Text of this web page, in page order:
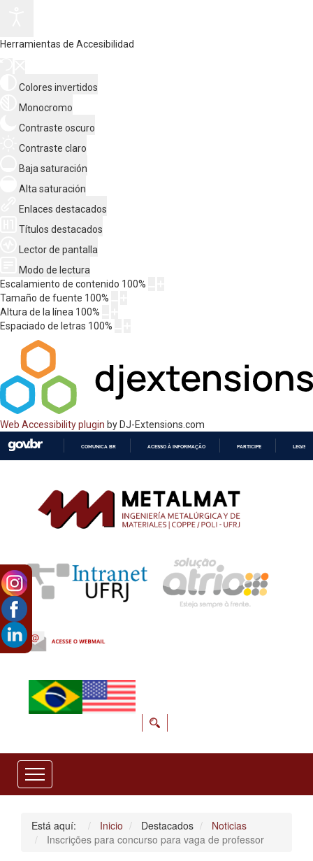
Herramientas de Accesibilidad
Colores invertidos
Monocromo
Contraste oscuro
Contraste claro
Baja saturación
Alta saturación
Enlaces destacados
Títulos destacados
Lector de pantalla
Modo de lectura
Escalamiento de contenido 100%
Tamaño de fuente 100%
Altura de la línea 100%
Espaciado de letras 100%
Web Accessibility plugin by DJ-Extensions.com
CONTEÚDO
COMUNICA BR ACESSO À INFORMAÇÃO PARTICIPE
Está aquí: Inicio Destacados
Noticias
Inscrições para concurso para vaga de professor